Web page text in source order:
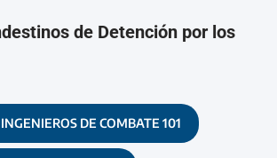
de Detención por los
DE COMBATE 101